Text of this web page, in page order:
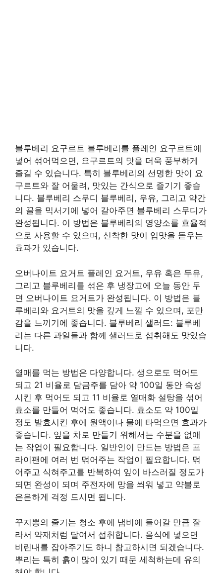
블루베리 요구르트 블루베리를 플레인 요구르트에
넣어 섞어먹으면, 요구르트의 맛을 더욱 풍부하게
즐길 수 있습니다. 특히 블루베리의 선명한 맛이 요
구르트와 잘 어울려, 맛있는 간식으로 즐기기 좋습
니다. 블루베리 스무디 블루베리, 우유, 그리고 약간
의 꿀을 믹서기에 넣어 갈아주면 블루베리 스무디가
완성됩니다. 이 방법은 블루베리의 영양소를 효율적
으로 사용할 수 있으며, 신착한 맛이 입맛을 돋우는
효과가 있습니다.
오버나이트 요거트 플레인 요거트, 우유 혹은 두유,
그리고 블루베리를 섞은 후 냉장고에 오늘 동안 두
면 오버나이트 요거트가 완성됩니다. 이 방법은 블
루베리와 요거트의 맛을 깊게 느낄 수 있으며, 포만
감을 느끼기에 좋습니다. 블루베리 샐러드: 블루베
리는 다른 과일들과 함께 샐러드로 섭취해도 맛있습
니다.
열매를 먹는 방법은 다양합니다. 생으로도 먹어도
되고 21 비율로 담금주를 담아 약 100일 동안 숙성
시킨 후 먹어도 되고 11 비율로 열매화 설탕을 섞어
효소를 만들어 먹어도 좋습니다. 효소도 약 100일
정도 발효시킨 후에 원액이나 물에 타먹으면 효과가
좋습니다. 잎을 차로 만들기 위해서는 수분을 없애
는 작업이 필요합니다. 일반인이 만드는 방법은 프
라이팬에 여러 번 덖어주는 작업이 필요합니다. 덖
어주고 식혀주고를 반복하여 잎이 바스러질 정도가
되면 완성이 되며 주전자에 망을 씌워 넣고 약불로
은은하게 걱정 드시면 됩니다.
꾸지뽕의 줄기는 청소 후에 냄비에 들어갈 만큼 잘
라서 약재처럼 달여서 섭취합니다. 음식에 넣으면
비린내를 잡아주기도 하니 참고하시면 되겠습니다.
뿌리는 특히 흙이 많이 있기 때문 세척하는데 유의